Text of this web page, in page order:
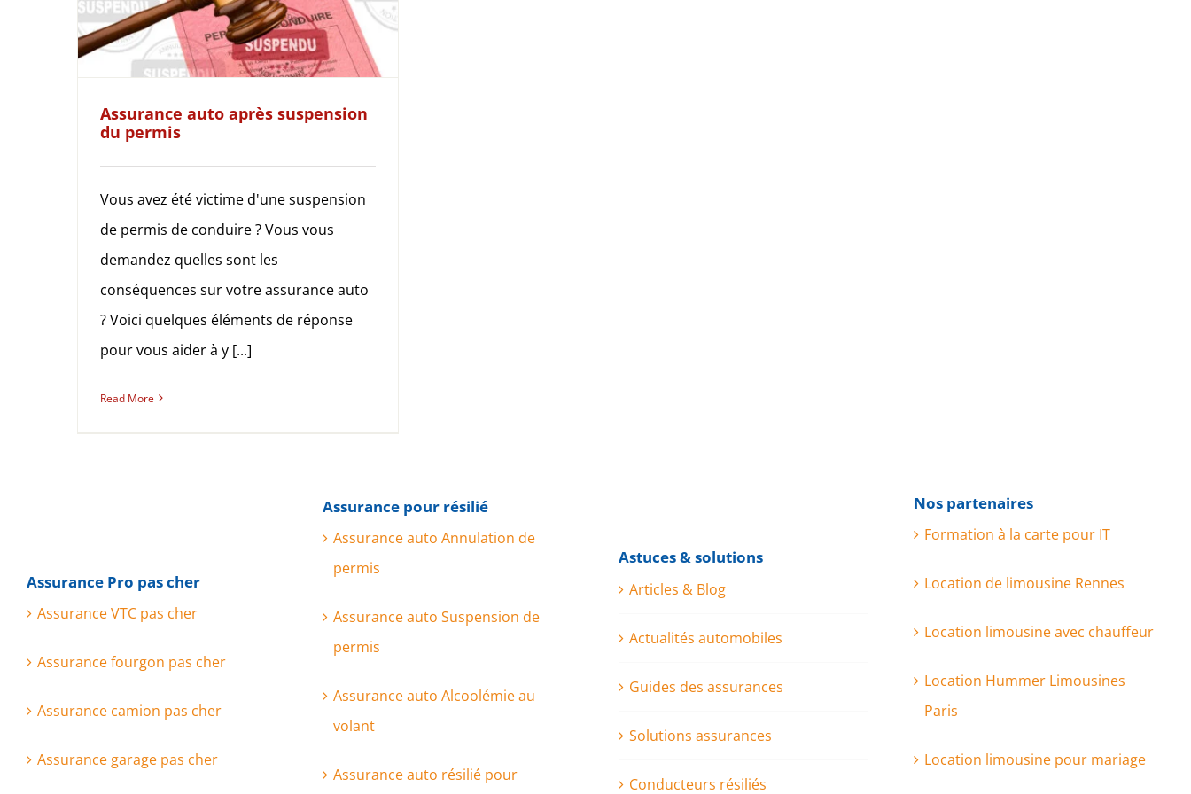
Assurance auto après suspension
du permis
Vous avez été victime d'une suspension
de permis de conduire ? Vous vous
demandez quelles sont les
conséquences sur votre assurance auto
? Voici quelques éléments de réponse
pour vous aider à y [...]
Read More
Assurance Pro pas cher
Assurance VTC pas cher
Assurance fourgon pas cher
Assurance camion pas cher
Assurance garage pas cher
Assurance pour résilié
Assurance auto Annulation de
permis
Assurance auto Suspension de
permis
Assurance auto Alcoolémie au
volant
Assurance auto résilié pour
Astuces & solutions
Articles & Blog
Actualités automobiles
Guides des assurances
Solutions assurances
Conducteurs résiliés
Nos partenaires
Formation à la carte pour IT
Location de limousine Rennes
Location limousine avec chauffeur
Location Hummer Limousines
Paris
Location limousine pour mariage